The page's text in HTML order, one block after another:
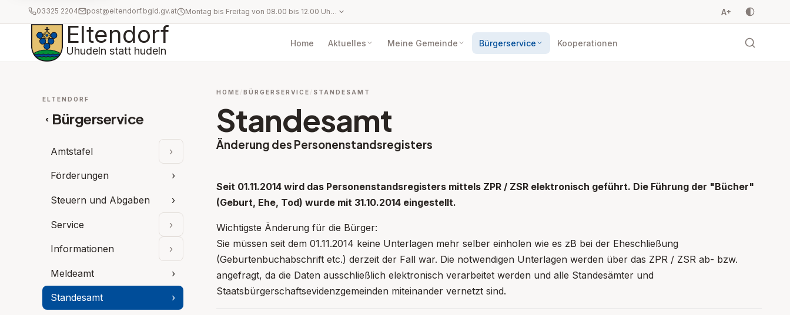
03325 2204 post@eltendorf.bgld.gv.at Montag bis Freitag von 08.00 bis 12.00 Uhr per Telefon oder Mail. Mittwoch von 08.00 bis 12.00 Uhr und von 13.00 bis 16.00 Uhr. Oder nach telefonischer Voranmeldung! A+
Eltendorf
Uhudeln statt hudeln
Home Aktuelles Meine Gemeinde Bürgerservice Kooperationen
ELTENDORF
‹ Bürgerservice
Amtstafel ›
Unterpunkte aufklappen: Amtstafel
Förderungen
›
Steuern und Abgaben ›
Service ›
Unterpunkte aufklappen: Service
Informationen
›
Unterpunkte aufklappen: Informationen
Meldeamt
›
Standesamt ›
HOME BÜRGERSERVICE STANDESAMT
Standesamt
Änderung des Personenstandsregisters
Seit 01.11.2014 wird das Personenstandsregisters mittels ZPR / ZSR elektronisch geführt. Die Führung der "Bücher"
(Geburt, Ehe, Tod) wurde mit 31.10.2014 eingestellt.
Wichtigste Änderung für die Bürger:
Sie müssen seit dem 01.11.2014 keine Unterlagen mehr selber einholen wie es zB bei der Eheschließung
(Geburtenbuchabschrift etc.) derzeit der Fall war. Die notwendigen Unterlagen werden über das ZPR / ZSR ab- bzw.
angefragt, da die Daten ausschließlich elektronisch verarbeitet werden und alle Standesämter und
Staatsbürgerschaftsevidenzgemeinden miteinander vernetzt sind.